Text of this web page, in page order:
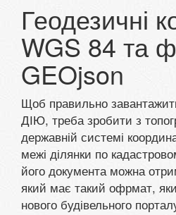
Геодезичні
WGS 84 та
GEOjson
Щоб правильно
ДІЮ, треба зробити з
державній системі
межі ділянки по
його документа можна
який має такий офрмат,
нового будівельного